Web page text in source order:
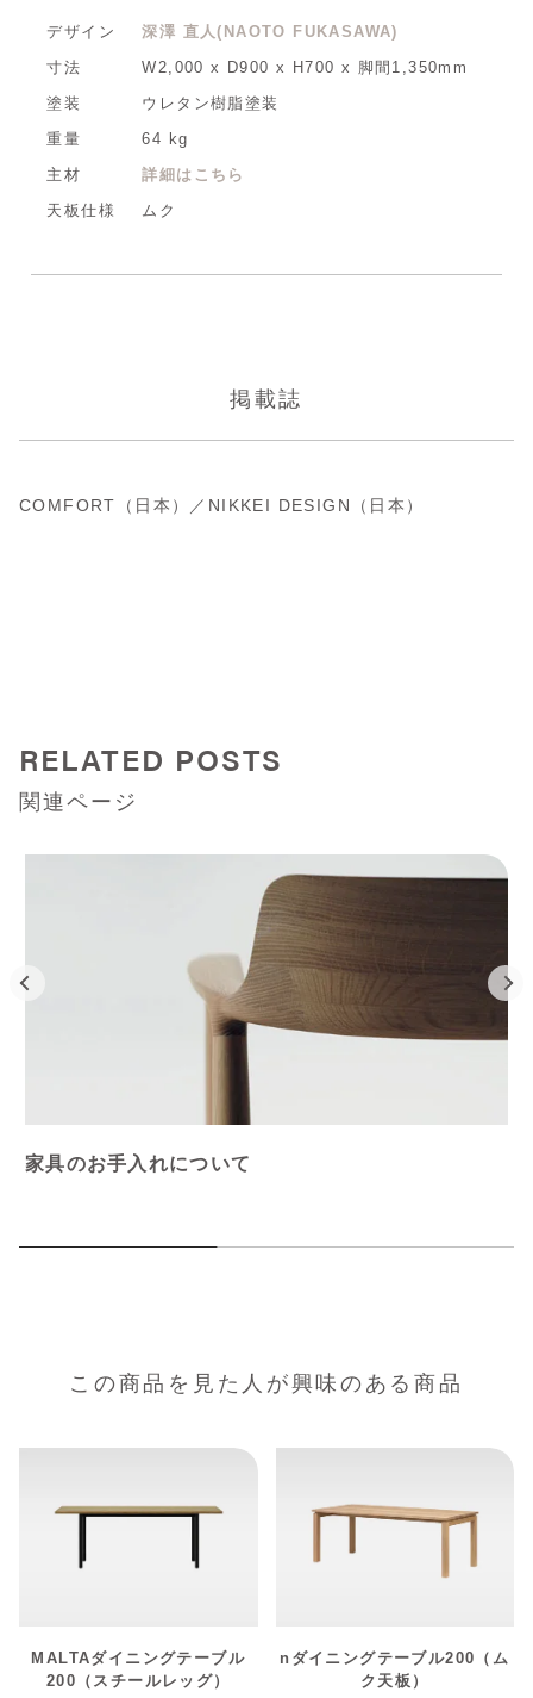
デザイン
深澤 直人(NAOTO FUKASAWA)
寸法
W2,000 x D900 x H700 x 脚間1,350mm
塗装
ウレタン樹脂塗装
重量
64 kg
主材
詳細はこちら
天板仕様
ムク
掲載誌
COMFORT（日本）／NIKKEI DESIGN（日本）
RELATED POSTS
関連ページ
家具のお手入れについて
この商品を見た人が興味のある商品
MALTAダイニングテーブル
200（スチールレッグ）
nダイニングテーブル200（ム
ク天板）